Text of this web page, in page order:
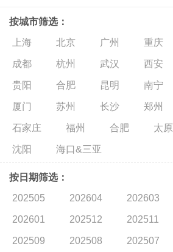
按城市筛选：
上海
北京 广州 重庆
成都 杭州 武汉 西安
贵阳 合肥 昆明 南宁
厦门 苏州 长沙 郑州
石家庄 福州 合肥 太原
沈阳 海口&三亚
按日期筛选：
202505
202604 202603
202601 202512 202511
202509 202508 202507